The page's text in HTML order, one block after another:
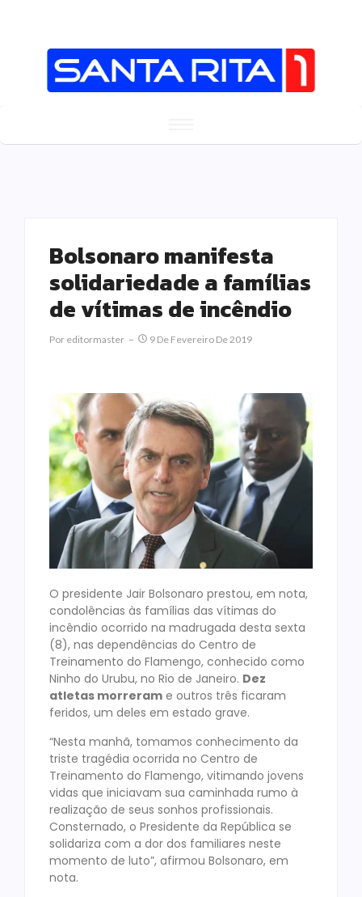
Bolsonaro manifesta
solidariedade a famílias
de vítimas de incêndio
Por Editormaster 9 De Fevereiro De 2019
O presidente Jair Bolsonaro prestou, em nota,
condolências às famílias das vítimas do
incêndio ocorrido na madrugada desta sexta
(8), nas dependências do Centro de
Treinamento do Flamengo, conhecido como
Ninho do Urubu, no Rio de Janeiro. Dez
atletas morreram e outros três ficaram
feridos, um deles em estado grave.
“Nesta manhã, tomamos conhecimento da
triste tragédia ocorrida no Centro de
Treinamento do Flamengo, vitimando jovens
vidas que iniciavam sua caminhada rumo à
realização de seus sonhos profissionais.
Consternado, o Presidente da República se
solidariza com a dor dos familiares neste
momento de luto”, afirmou Bolsonaro, em
nota.